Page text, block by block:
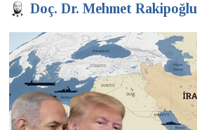
Doç. Dr. Mehmet Rakipoğlu